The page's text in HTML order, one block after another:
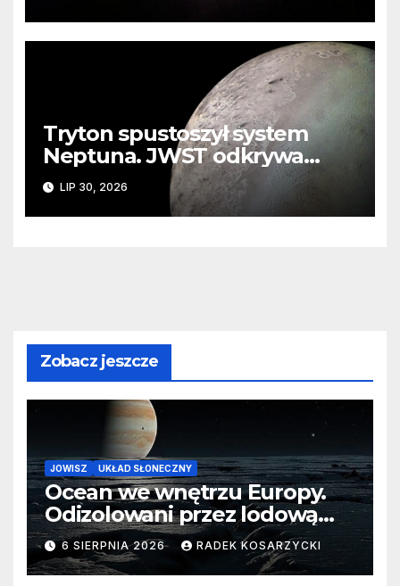
Tryton spustoszył system
Neptuna. JWST odkrywa
ślady kosmicznej katastrofy i
zaginionego lodu
LIP 30, 2026
Zobacz jeszcze
JOWISZ UKŁAD SŁONECZNY
Ocean we wnętrzu Europy.
Odizolowani przez lodową
barierę
6 SIERPNIA 2026 RADEK KOSARZYCKI